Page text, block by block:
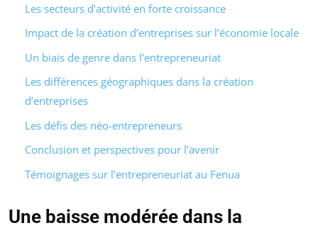
Les secteurs d’activité en forte croissance
Impact de la création d’entreprises sur l’économie locale
Un biais de genre dans l’entrepreneuriat
Les différences géographiques dans la création
d’entreprises
Les défis des néo-entrepreneurs
Conclusion et perspectives pour l’avenir
Témoignages sur l’entrepreneuriat au Fenua
Une baisse modérée dans la